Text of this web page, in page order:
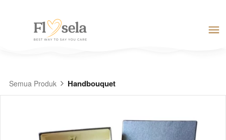
Semua Produk Handbouquet